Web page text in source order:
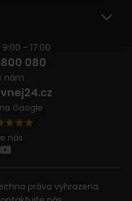
- 17:00
800 080
nám
Google
nás
práva vyhrazena.